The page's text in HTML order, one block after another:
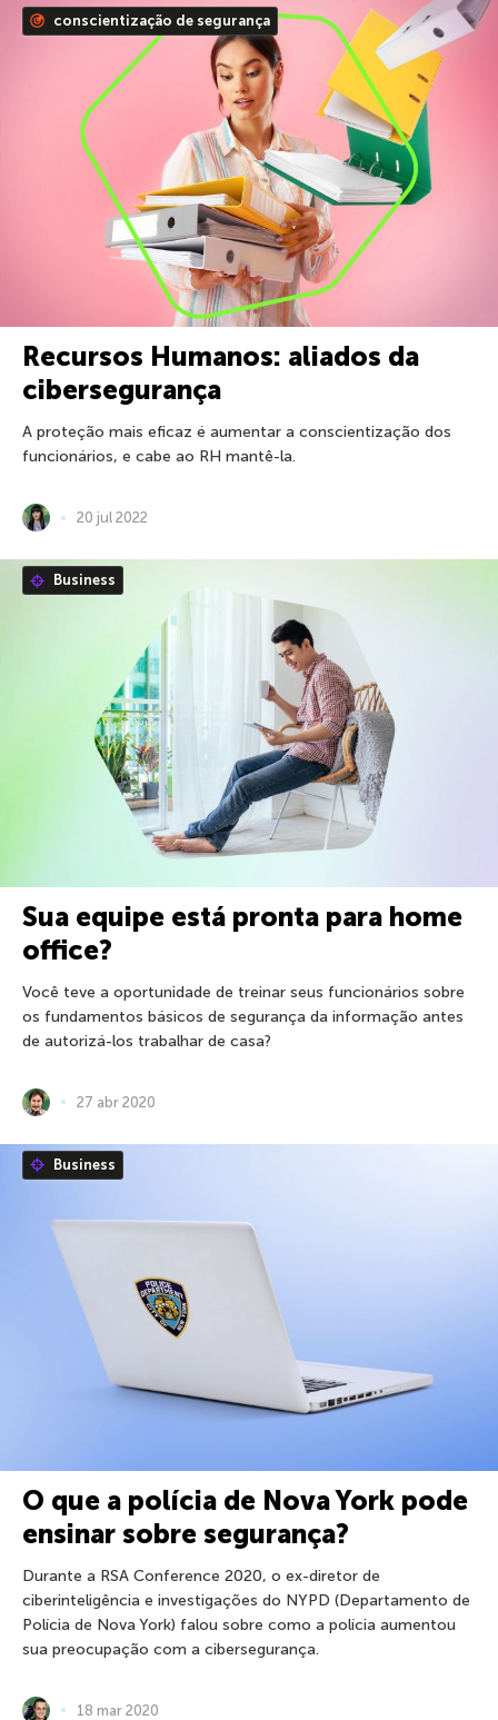
conscientização de segurança
Recursos Humanos: aliados da
cibersegurança
A proteção mais eficaz é aumentar a conscientização dos
funcionários, e cabe ao RH mantê-la.
20 jul 2022
Business
Sua equipe está pronta para home
office?
Você teve a oportunidade de treinar seus funcionários sobre
os fundamentos básicos de segurança da informação antes
de autorizá-los trabalhar de casa?
27 abr 2020
Business
O que a polícia de Nova York pode
ensinar sobre segurança?
Durante a RSA Conference 2020, o ex-diretor de
ciberinteligência e investigações do NYPD (Departamento de
Polícia de Nova York) falou sobre como a polícia aumentou
sua preocupação com a cibersegurança.
18 mar 2020